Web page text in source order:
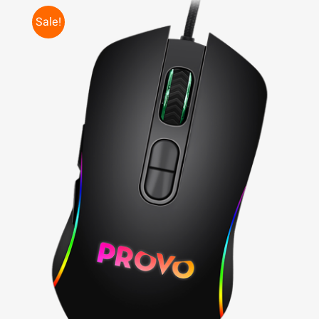
Sale!